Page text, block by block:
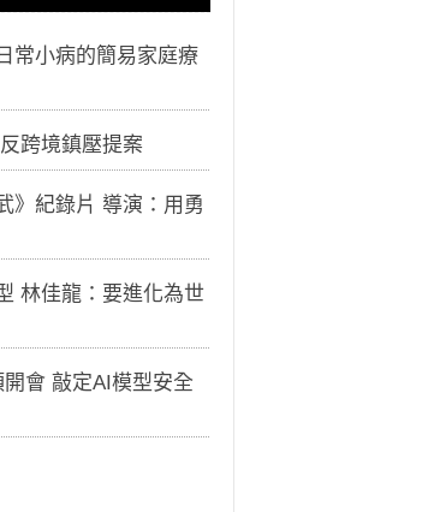
常小病的簡易家庭療
跨境鎮壓提案
》紀錄片 導演：用勇
林佳龍：要進化為世
會 敲定AI模型安全